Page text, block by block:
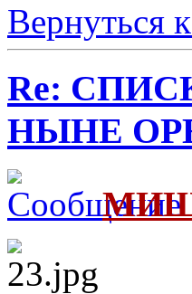
Вернуться
Re:
НЫНЕ